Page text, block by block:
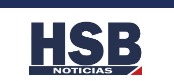
Saltar